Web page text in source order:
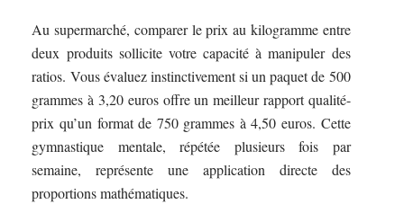
Au supermarché, comparer le prix au kilogramme entre
deux produits sollicite votre capacité à manipuler des
ratios. Vous évaluez instinctivement si un paquet de 500
grammes à 3,20 euros offre un meilleur rapport qualité-
prix qu’un format de 750 grammes à 4,50 euros. Cette
gymnastique mentale, répétée plusieurs fois par
semaine, représente une application directe des
proportions mathématiques.